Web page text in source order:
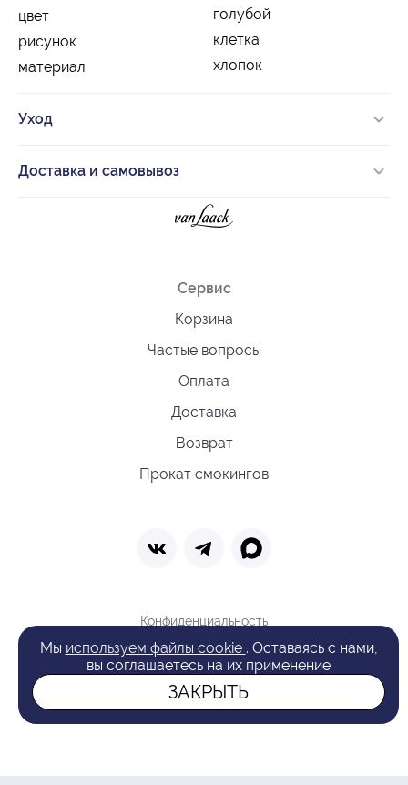
цвет
голубой
рисунок
клетка
материал
хлопок
Уход
Доставка и самовывоз
Сервис
Корзина
Частые вопросы
Оплата
Доставка
Возврат
Прокат смокингов
Конфиденциальность
Политика обработки cookie
Оферта
Поиск
© 2026 VAN LAACK
Мы используем файлы cookie . Оставаясь с нами,
вы соглашаетесь на их применение
ЗАКРЫТЬ